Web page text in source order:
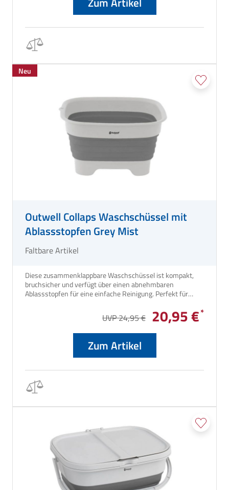
Neu
Outwell Collaps Waschschüssel mit
Ablassstopfen Grey Mist
Faltbare Artikel
Diese zusammenklappbare Waschschüssel ist kompakt,
bruchsicher und verfügt über einen abnehmbaren
Ablassstopfen für eine einfache Reinigung. Perfekt für
UVP 24,95 € 20,95 €
Zum Artikel